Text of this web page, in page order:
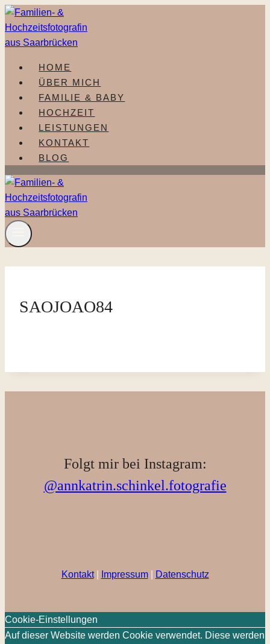
Zum
Inhalt
springen
HOME
ÜBER MICH
FAMILIE & BABY
HOCHZEIT
LEISTUNGEN
KONTAKT
BLOG
SAOJOAO84
Folgt mir bei Instagram:
@annkatrin.schinkel.fotografie
Kontakt| Impressum| Datenschutz
Cookie-Einstellungen
Auf dieser Website werden Cookie verwendet. Diese werden